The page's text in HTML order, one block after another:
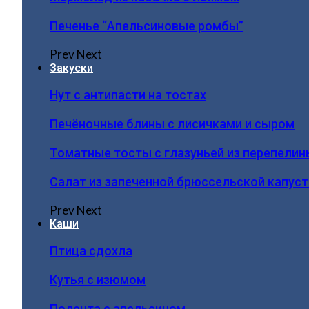
Печенье “Апельсиновые ромбы”
PrevNext
Закуски
Нут с антипасти на тостах
Печёночные блины с лисичками и сыром
Томатные тосты с глазуньей из
Салат из запеченной брюссельской
PrevNext
Каши
Птица сдохла
Кутья с изюмом